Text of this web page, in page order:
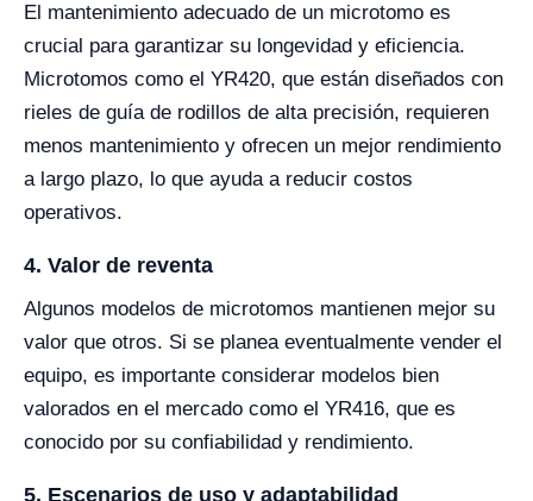
El mantenimiento adecuado de un microtomo es
crucial para garantizar su longevidad y eficiencia.
Microtomos como el YR420, que están diseñados con
rieles de guía de rodillos de alta precisión, requieren
menos mantenimiento y ofrecen un mejor rendimiento
a largo plazo, lo que ayuda a reducir costos
operativos.
4. Valor de reventa
Algunos modelos de microtomos mantienen mejor su
valor que otros. Si se planea eventualmente vender el
equipo, es importante considerar modelos bien
valorados en el mercado como el YR416, que es
conocido por su confiabilidad y rendimiento.
5. Escenarios de uso y adaptabilidad